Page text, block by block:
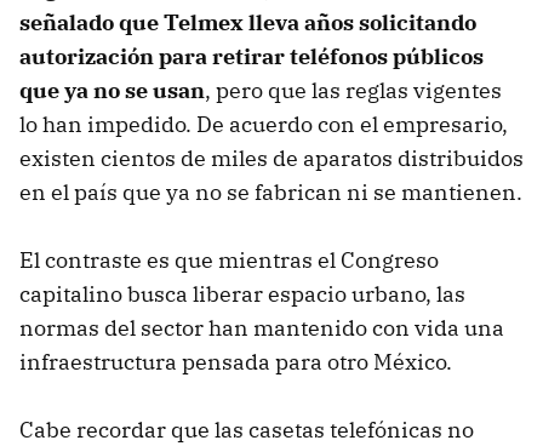
señalado que Telmex lleva años solicitando
autorización para retirar teléfonos públicos
que ya no se usan, pero que las reglas vigentes
lo han impedido. De acuerdo con el empresario,
existen cientos de miles de aparatos distribuidos
en el país que ya no se fabrican ni se mantienen.
El contraste es que mientras el Congreso
capitalino busca liberar espacio urbano, las
normas del sector han mantenido con vida una
infraestructura pensada para otro México.
Cabe recordar que las casetas telefónicas no